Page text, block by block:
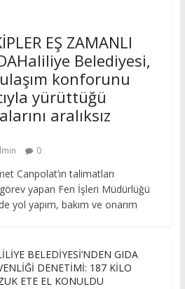
EŞ ZAMANLI
Belediyesi,
konforunu
yürüttüğü
aralıksız
0
Canpolat’ın talimatları
yapan Fen İşleri Müdürlüğü
yol yapım, bakım ve onarım
BELEDİYESİ’NDEN GIDA
DENETİMİ: 187 KİLO
ETE EL KONULDU